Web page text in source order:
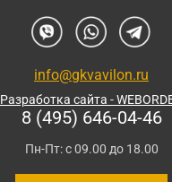
info@gkvavilon.ru
Разработка сайта -
8 (495) 646-04-46
Пн-Пт: с 09.00 до 18.00